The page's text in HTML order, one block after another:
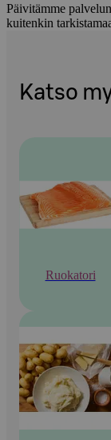
Päivitämme
kuitenkin
Katso
Ruokatori